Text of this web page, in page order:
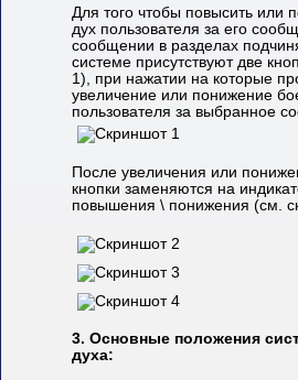
Для того чтобы повысить или
дух пользователя за его
сообщении в разделах
системе присутствуют две
1), при нажатии на которые
увеличение или понижение
пользователя за выбранное
После увеличения или
кнопки заменяются на
повышения \ понижения (см.
3. Основные положения
духа: